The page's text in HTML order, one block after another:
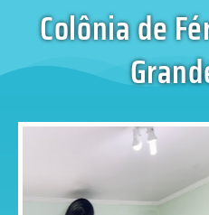
Colônia de